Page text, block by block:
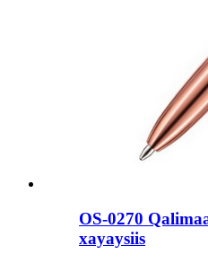
OS-0270
xayaysiis